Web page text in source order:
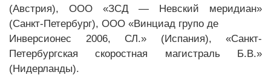
(Австрия), ООО «ЗСД — Невский меридиан»
(Санкт-Петербург), ООО «Винциад групо де
Инверсионес 2006, СЛ.» (Испания), «Санкт-
Петербургская скоростная магистраль Б.В.»
(Нидерланды).